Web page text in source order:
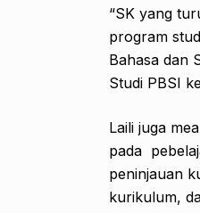
“SK yang
program
Bahasa dan
Studi PBSI
Laili juga
pada
peninjauan
kurikulum,